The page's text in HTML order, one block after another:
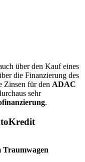
über den Kauf eines
die Finanzierung des
Zinsen für den ADAC
sehr
.
Traumwagen